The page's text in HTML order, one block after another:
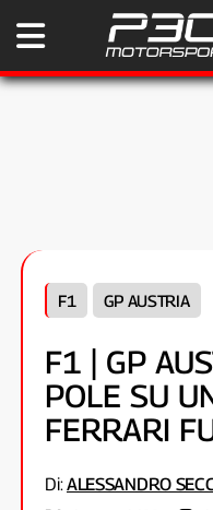
F1 GP AUSTRIA
F1 | GP
POLE SU
FERRARI
Di:ALESSANDRO